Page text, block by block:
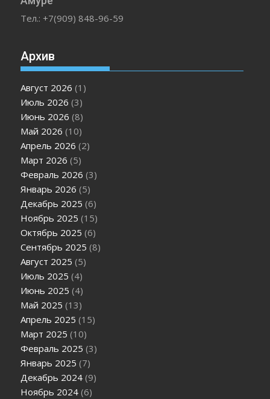
Тел.: +7(909) 848-96-59
Архив
Август 2026 (1)
Июль 2026 (3)
Июнь 2026 (8)
Май 2026 (10)
Апрель 2026 (2)
Март 2026 (5)
Февраль 2026 (3)
Январь 2026 (5)
Декабрь 2025 (6)
Ноябрь 2025 (15)
Октябрь 2025 (6)
Сентябрь 2025 (8)
Август 2025 (5)
Июль 2025 (4)
Июнь 2025 (4)
Май 2025 (13)
Апрель 2025 (15)
Март 2025 (10)
Февраль 2025 (3)
Январь 2025 (7)
Декабрь 2024 (9)
Ноябрь 2024 (6)